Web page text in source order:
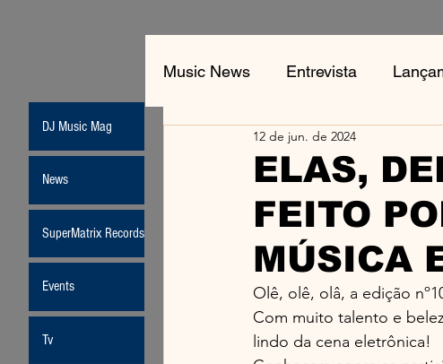
Music News Entrevista
Jean-Michel Jarre
ELAS,
FEITO
MÚSICA
12 de jun. de 2024
Olê, olê, olâ, a edição
Com muito talento e
lindo da cena eletrônica!
DJ Music Mag
News
SuperMatrix Records
Events
Tv